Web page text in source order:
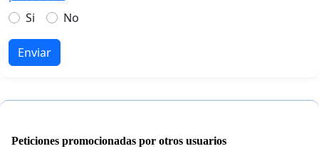
Si
No
Enviar
Peticiones promocionadas por otros usuarios